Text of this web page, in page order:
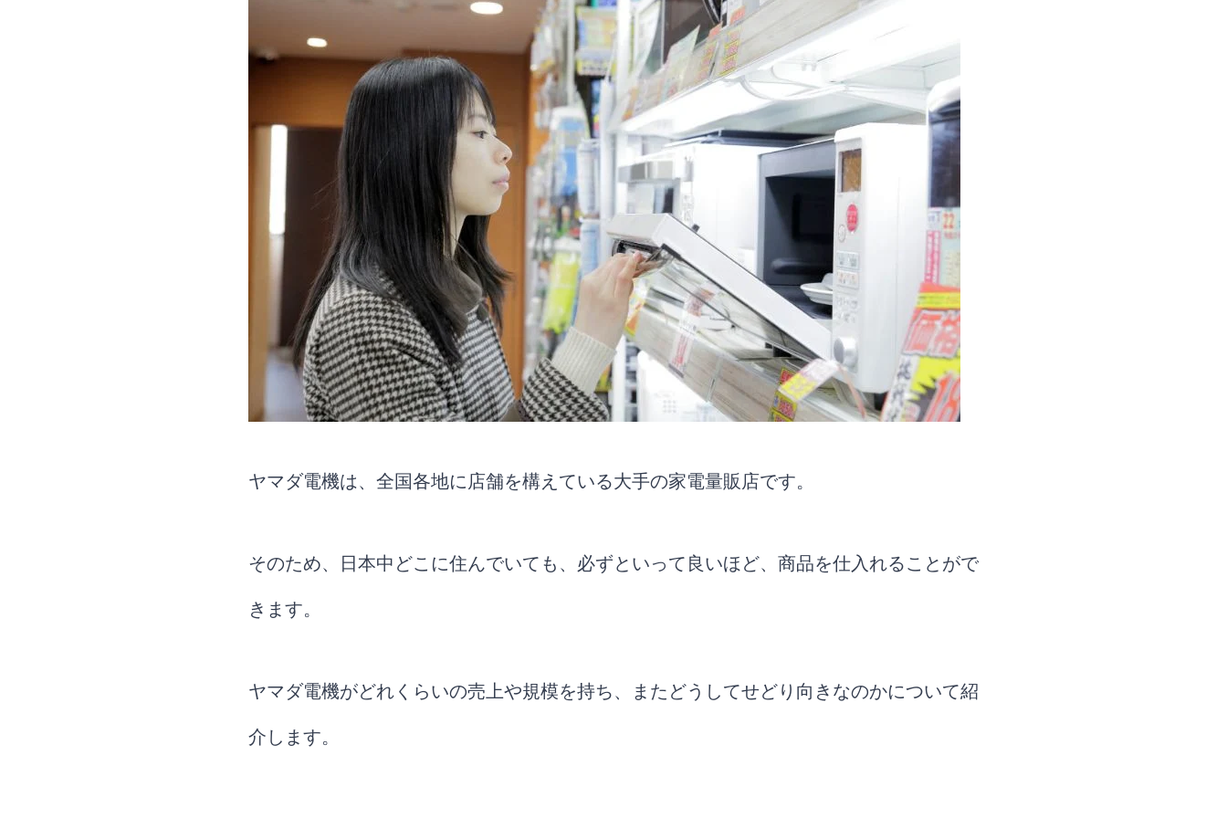
ヤマダ電機は、全国各地に店舗を構えている大手の家電量販店です。
そのため、日本中どこに住んでいても、必ずといって良いほど、商品を仕入れることがで
きます。
ヤマダ電機がどれくらいの売上や規模を持ち、またどうしてせどり向きなのかについて紹
介します。